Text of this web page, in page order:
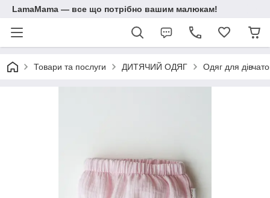
LamaMama — все що потрібно вашим малюкам!
Товари та послуги ДИТЯЧИЙ ОДЯГ Одяг для